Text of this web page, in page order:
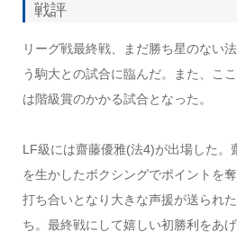
戦評
リーグ戦最終戦、まだ勝ち星のない
う駒大との試合に臨んだ。また、こ
は階級賞のかかる試合となった。
LF級には齋藤優雅(法4)が出場した。
を生かしたボクシングでポイントを
打ち合いとなり大きな声援が送られ
ち。最終戦にして嬉しい初勝利をあげ